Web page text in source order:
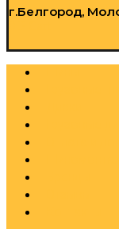
г.Белгород,